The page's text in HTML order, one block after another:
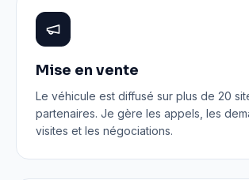
Mise en vente
Le véhicule est diffusé sur plus de 20
partenaires. Je gère les appels, les
visites et les négociations.